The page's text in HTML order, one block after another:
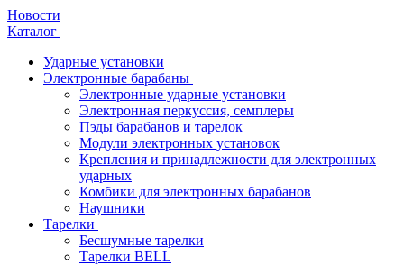
Новости
Каталог
Ударные установки
Электронные барабаны
Электронные ударные установки
Электронная перкуссия, семплеры
Пэды барабанов и тарелок
Модули электронных установок
Крепления и принадлежности для электронных
ударных
Комбики для электронных барабанов
Наушники
Тарелки
Бесшумные тарелки
Тарелки BELL